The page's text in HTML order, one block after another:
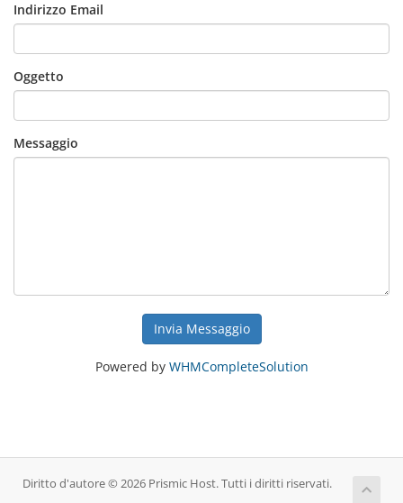
Indirizzo Email
Oggetto
Messaggio
Invia Messaggio
Powered by WHMCompleteSolution
Diritto d'autore © 2026 Prismic Host. Tutti i diritti riservati.